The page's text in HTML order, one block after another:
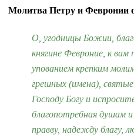
Молитва Петру и Февронии
О, угодницы Божии,
княгине Февроние, к вам
упованием крепким
грешных (имена),
Господу Богу и
благопотребная душам
правву, надежду благу,